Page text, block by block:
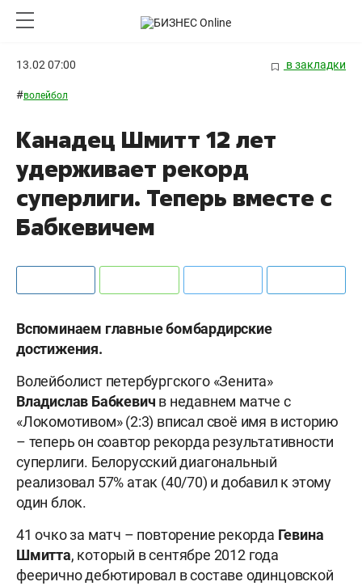
13.02 07:00 в закладки
#волейбол
Канадец Шмитт 12 лет
удерживает рекорд
суперлиги. Теперь вместе с
Бабкевичем
Вспоминаем главные бомбардирские
достижения.
Волейболист петербургского «Зенита»
Владислав Бабкевич в недавнем матче с
«Локомотивом» (2:3) вписал своё имя в историю
– теперь он соавтор рекорда результативности
суперлиги. Белорусский диагональный
реализовал 57% атак (40/70) и добавил к этому
один блок.
41 очко за матч – повторение рекорда Гевина
Шмитта, который в сентябре 2012 года
феерично дебютировал в составе одинцовской